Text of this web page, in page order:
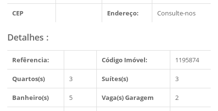
CEP Endereço: Consulte-nos
Detalhes :
Refêrencia: Código Imóvel: 1195874
Quartos(s) 3 Suítes(s) 3
Banheiro(s) 5 Vaga(s) Garagem 2